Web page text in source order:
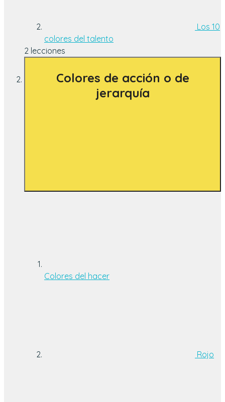
Los 10
colores del talento
2 lecciones
Colores de acción o de
jerarquía
Colores del hacer
Rojo